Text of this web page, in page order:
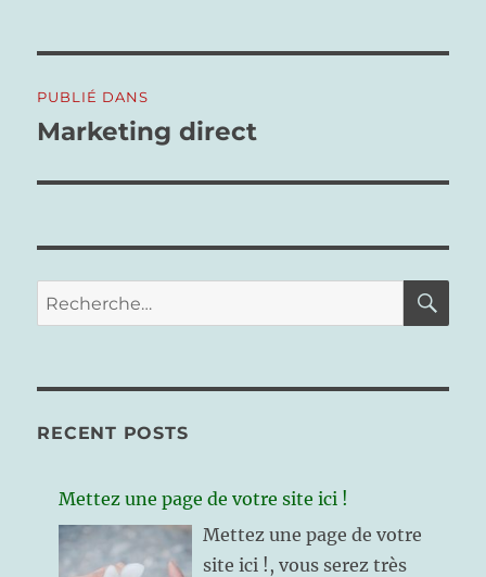
de
PUBLIÉ DANS
Marketing direct
Recherche
pour :
RECENT POSTS
Mettez une page de votre site ici !
Mettez une page de votre
site ici !, vous serez très